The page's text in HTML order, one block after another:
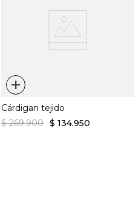
+
Cárdigan tejido
$ 269.900 $ 134.950